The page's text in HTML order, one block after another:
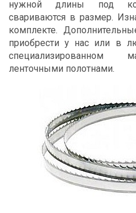
нужной длины под
свариваются в размер.
комплекте.
приобрести у нас или в
специализированном
ленточными полотнами.